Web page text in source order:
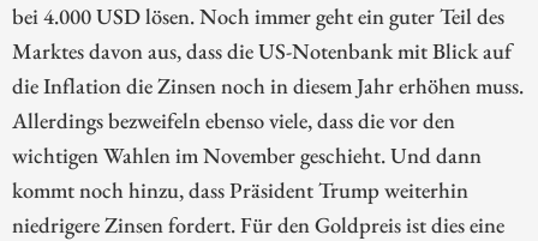
bei 4.000 USD lösen. Noch immer geht ein guter Teil des
Marktes davon aus, dass die US-Notenbank mit Blick auf
die Inflation die Zinsen noch in diesem Jahr erhöhen muss.
Allerdings bezweifeln ebenso viele, dass die vor den
wichtigen Wahlen im November geschieht. Und dann
kommt noch hinzu, dass Präsident Trump weiterhin
niedrigere Zinsen fordert. Für den Goldpreis ist dies eine